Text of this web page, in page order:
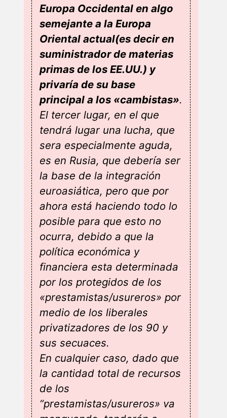
Europa Occidental en algo
semejante a la Europa
Oriental actual(es decir en
suministrador de materias
primas de los EE.UU.) y
privaría de su base
principal a los «cambistas».
El tercer lugar, en el que
tendrá lugar una lucha, que
sera especialmente aguda,
es en Rusia, que debería ser
la base de la integración
euroasiática, pero que por
ahora está haciendo todo lo
posible para que esto no
ocurra, debido a que la
política económica y
financiera esta determinada
por los protegidos de los
«prestamistas/usureros» por
medio de los liberales
privatizadores de los 90 y
sus secuaces.
En cualquier caso, dado que
la cantidad total de recursos
de los
“prestamistas/usureros» va